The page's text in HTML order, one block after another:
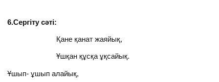
6.Сергіту сәті:
Қане қанат жаяйық,
Ұшқан құсқа ұқсайық.
Ұшып- ұшып алайық,